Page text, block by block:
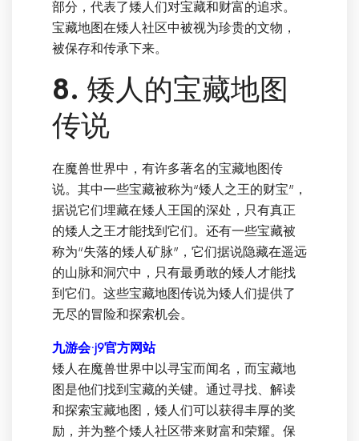
部分，代表了矮人们对宝藏和财富的追求。
宝藏地图在矮人社区中被视为珍贵的文物，
被保存和传承下来。
8. 矮人的宝藏地图
传说
在魔兽世界中，有许多著名的宝藏地图传
说。其中一些宝藏被称为“矮人之王的财宝”，
据说它们埋藏在矮人王国的深处，只有真正
的矮人之王才能找到它们。还有一些宝藏被
称为“失落的矮人矿脉”，它们据说隐藏在遥远
的山脉和洞穴中，只有最勇敢的矮人才能找
到它们。这些宝藏地图传说为矮人们提供了
无尽的冒险和探索机会。
九游会·j9官方网站
矮人在魔兽世界中以寻宝而闻名，而宝藏地
图是他们找到宝藏的关键。通过寻找、解读
和探索宝藏地图，矮人们可以获得丰厚的奖
励，并为整个矮人社区带来财富和荣耀。保